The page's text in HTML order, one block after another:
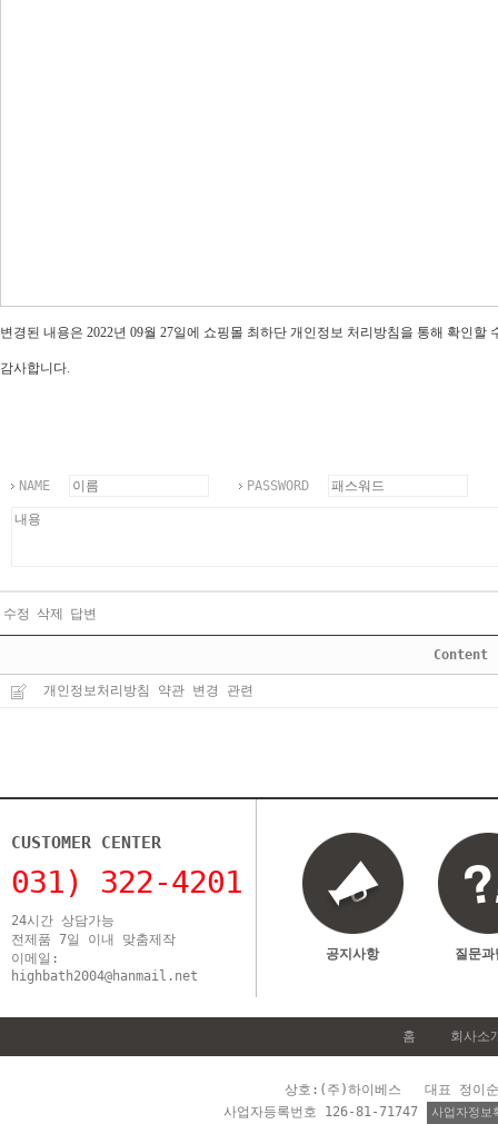
변경된 내용은 2022년 09월 27일에 쇼핑몰 최하단 개인정보 처리방침을 통해 확인할
감사합니다.
NAME PASSWORD
수정 삭제 답변
Content
개인정보처리방침 약관 변경 관련
CUSTOMER CENTER
031) 322-4201
24시간 상담가능
전제품 7일 이내 맞춤제작
이메일:
highbath2004@hanmail.net
공지사항 질문과
홈 회사소
상호:(주)하이베스 대표 정이
사업자등록번호 126-81-71747
사업자정보